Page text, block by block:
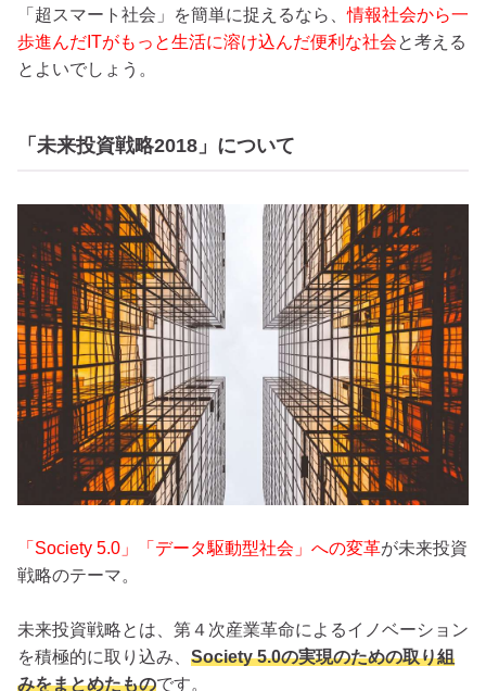
「超スマート社会」を簡単に捉えるなら、情報社会から一
歩進んだITがもっと生活に溶け込んだ便利な社会と考える
とよいでしょう。
「未来投資戦略2018」について
「Society 5.0」「データ駆動型社会」への変革が未来投資
戦略のテーマ。
未来投資戦略とは、第４次産業革命によるイノベーション
を積極的に取り込み、 Society 5.0の実現のための取り組
みをまとめたものです。